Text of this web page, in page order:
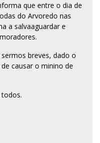
que entre o dia de
do Arvoredo nas
a salvaaguardar e
breves, dado o
causar o minino de